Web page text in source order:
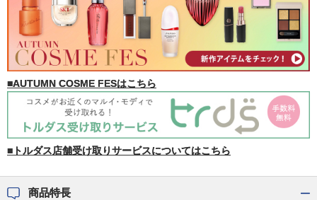
■AUTUMN COSME FESはこちら
■トルダス店舗受け取りサービスについてはこちら
商品特長